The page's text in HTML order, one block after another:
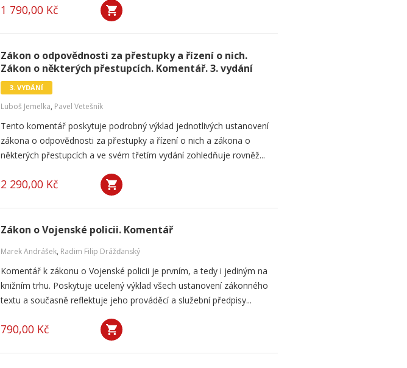
1 790,00 Kč
Zákon o odpovědnosti za přestupky a řízení o nich.
Zákon o některých přestupcích. Komentář. 3. vydání
3. VYDÁNÍ
Luboš Jemelka, Pavel Vetešník
Tento komentář poskytuje podrobný výklad jednotlivých ustanovení
zákona o odpovědnosti za přestupky a řízení o nich a zákona o
některých přestupcích a ve svém třetím vydání zohledňuje rovněž...
2 290,00 Kč
Zákon o Vojenské policii. Komentář
Marek Andrášek, Radim Filip Drážďanský
Komentář k zákonu o Vojenské policii je prvním, a tedy i jediným na
knižním trhu. Poskytuje ucelený výklad všech ustanovení zákonného
textu a současně reflektuje jeho prováděcí a služební předpisy...
790,00 Kč